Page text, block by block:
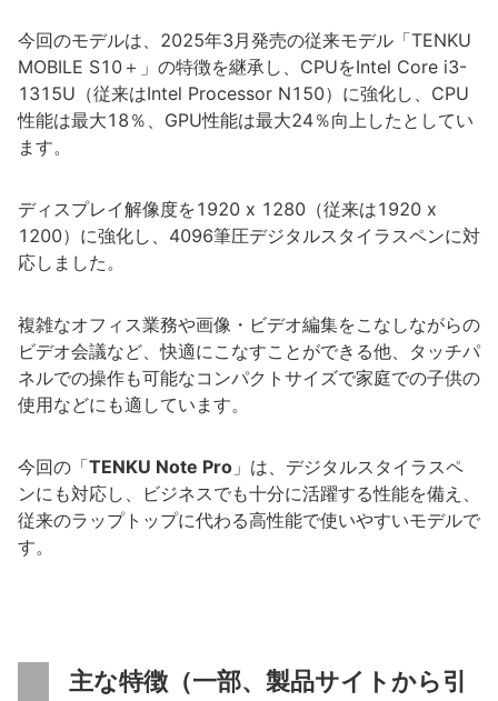
今回のモデルは、2025年3月発売の従来モデル「TENKU
MOBILE S10＋」の特徴を継承し、CPUをIntel Core i3-
1315U（従来はIntel Processor N150）に強化し、CPU
性能は最大18％、GPU性能は最大24％向上したとしてい
ます。
ディスプレイ解像度を1920 x 1280（従来は1920 x
1200）に強化し、4096筆圧デジタルスタイラスペンに対
応しました。
複雑なオフィス業務や画像・ビデオ編集をこなしながらの
ビデオ会議など、快適にこなすことができる他、タッチパ
ネルでの操作も可能なコンパクトサイズで家庭での子供の
使用などにも適しています。
今回の「TENKU Note Pro 」は、デジタルスタイラスペ
ンにも対応し、ビジネスでも十分に活躍する性能を備え、
従来のラップトップに代わる高性能で使いやすいモデルで
す。
主な特徴（一部、製品サイトから引